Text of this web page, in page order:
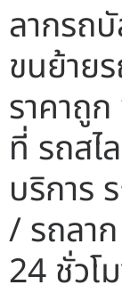
ลากรถ
ขนย้าย
ราคาถู
ที่ รถส
บริการ
/ รถลา
24 ชั่วโ